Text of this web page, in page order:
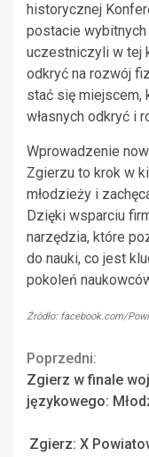
historycznej
postacie
uczestniczyli w tej
odkryć na rozwój
stać się miejscem,
własnych odkryć i
Wprowadzenie
Zgierzu to krok w
młodzieży i
Dzięki wsparciu
narzędzia, które
do nauki, co jest
pokoleń
Źródło: facebook.com/
Continue
Reading
Poprzedni:
Zgierz w finale
językowego:
Zgierz: X